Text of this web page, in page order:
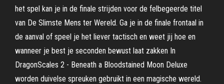
het spel kan je in de finale strijden voor de felbegeerde titel
van De Slimste Mens ter Wereld. Ga je in de finale frontaal in
de aanval of speel je het liever tactisch en weet jij hoe en
wanneer je best je seconden bewust laat zakken In
DragonScales 2 - Beneath a Bloodstained Moon Deluxe
worden duivelse spreuken gebruikt in een magische wereld.